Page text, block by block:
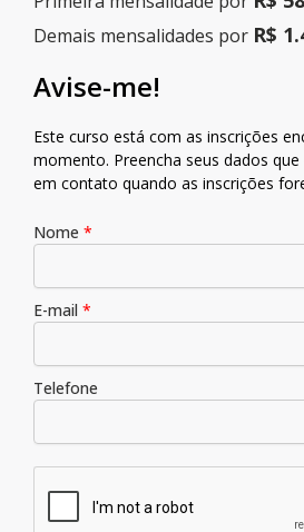
Demais mensalidades por R$
Avise-me!
Este curso está com as inscrições
momento. Preencha seus dados
em contato quando as inscrições
Nome *
E-mail *
Telefone